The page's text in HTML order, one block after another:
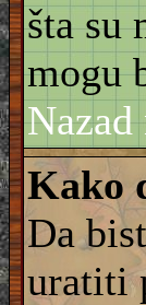
šta su
mogu
Kako
Da
uratiti